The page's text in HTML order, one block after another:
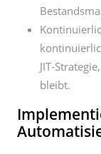
JIT-
bleibt.